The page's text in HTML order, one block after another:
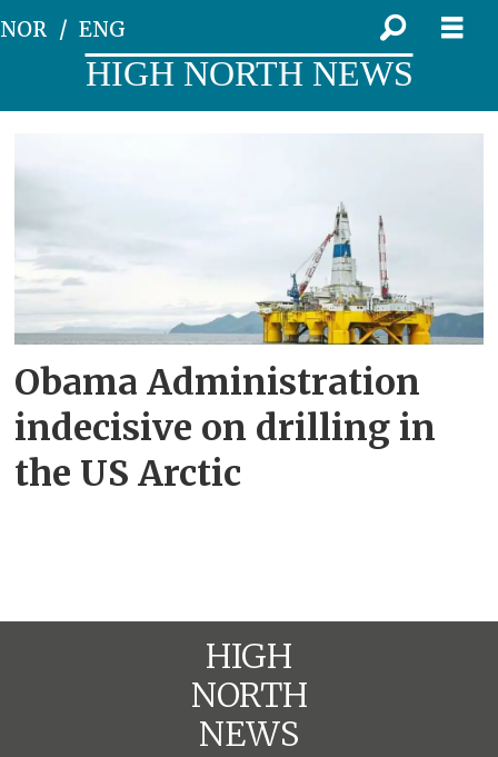
NOR ENG
HIGH NORTH NEWS
Tag:
canadian
prime
minister
justin
trudeau
Obama Administration
indecisive on drilling in
the US Arctic
HIGH
NORTH
NEWS